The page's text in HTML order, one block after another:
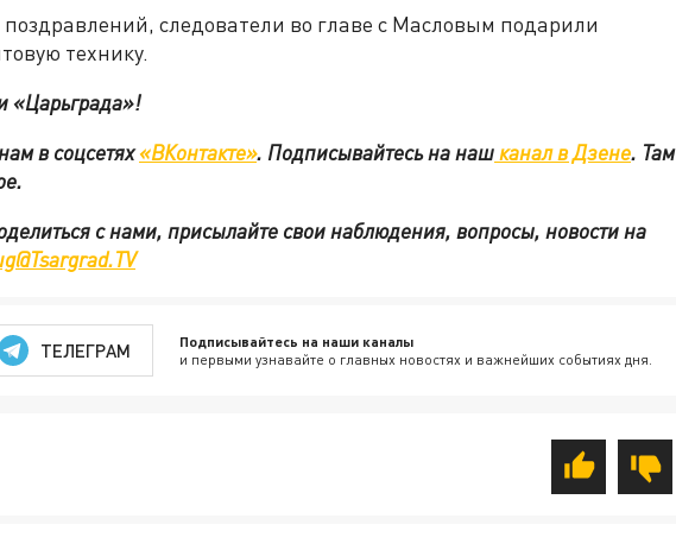
следователи во главе с Масловым подарили
технику.
«Царьграда»!
в соцсетях«ВКонтакте». Подписывайтесь на нашканал в Дзене. Там
с нами, присылайте свои наблюдения, вопросы, новости на
ТЕЛЕГРАМ Подписывайтесь на наши каналы
и первыми узнавайте о главных новостях и важнейших событиях дня.